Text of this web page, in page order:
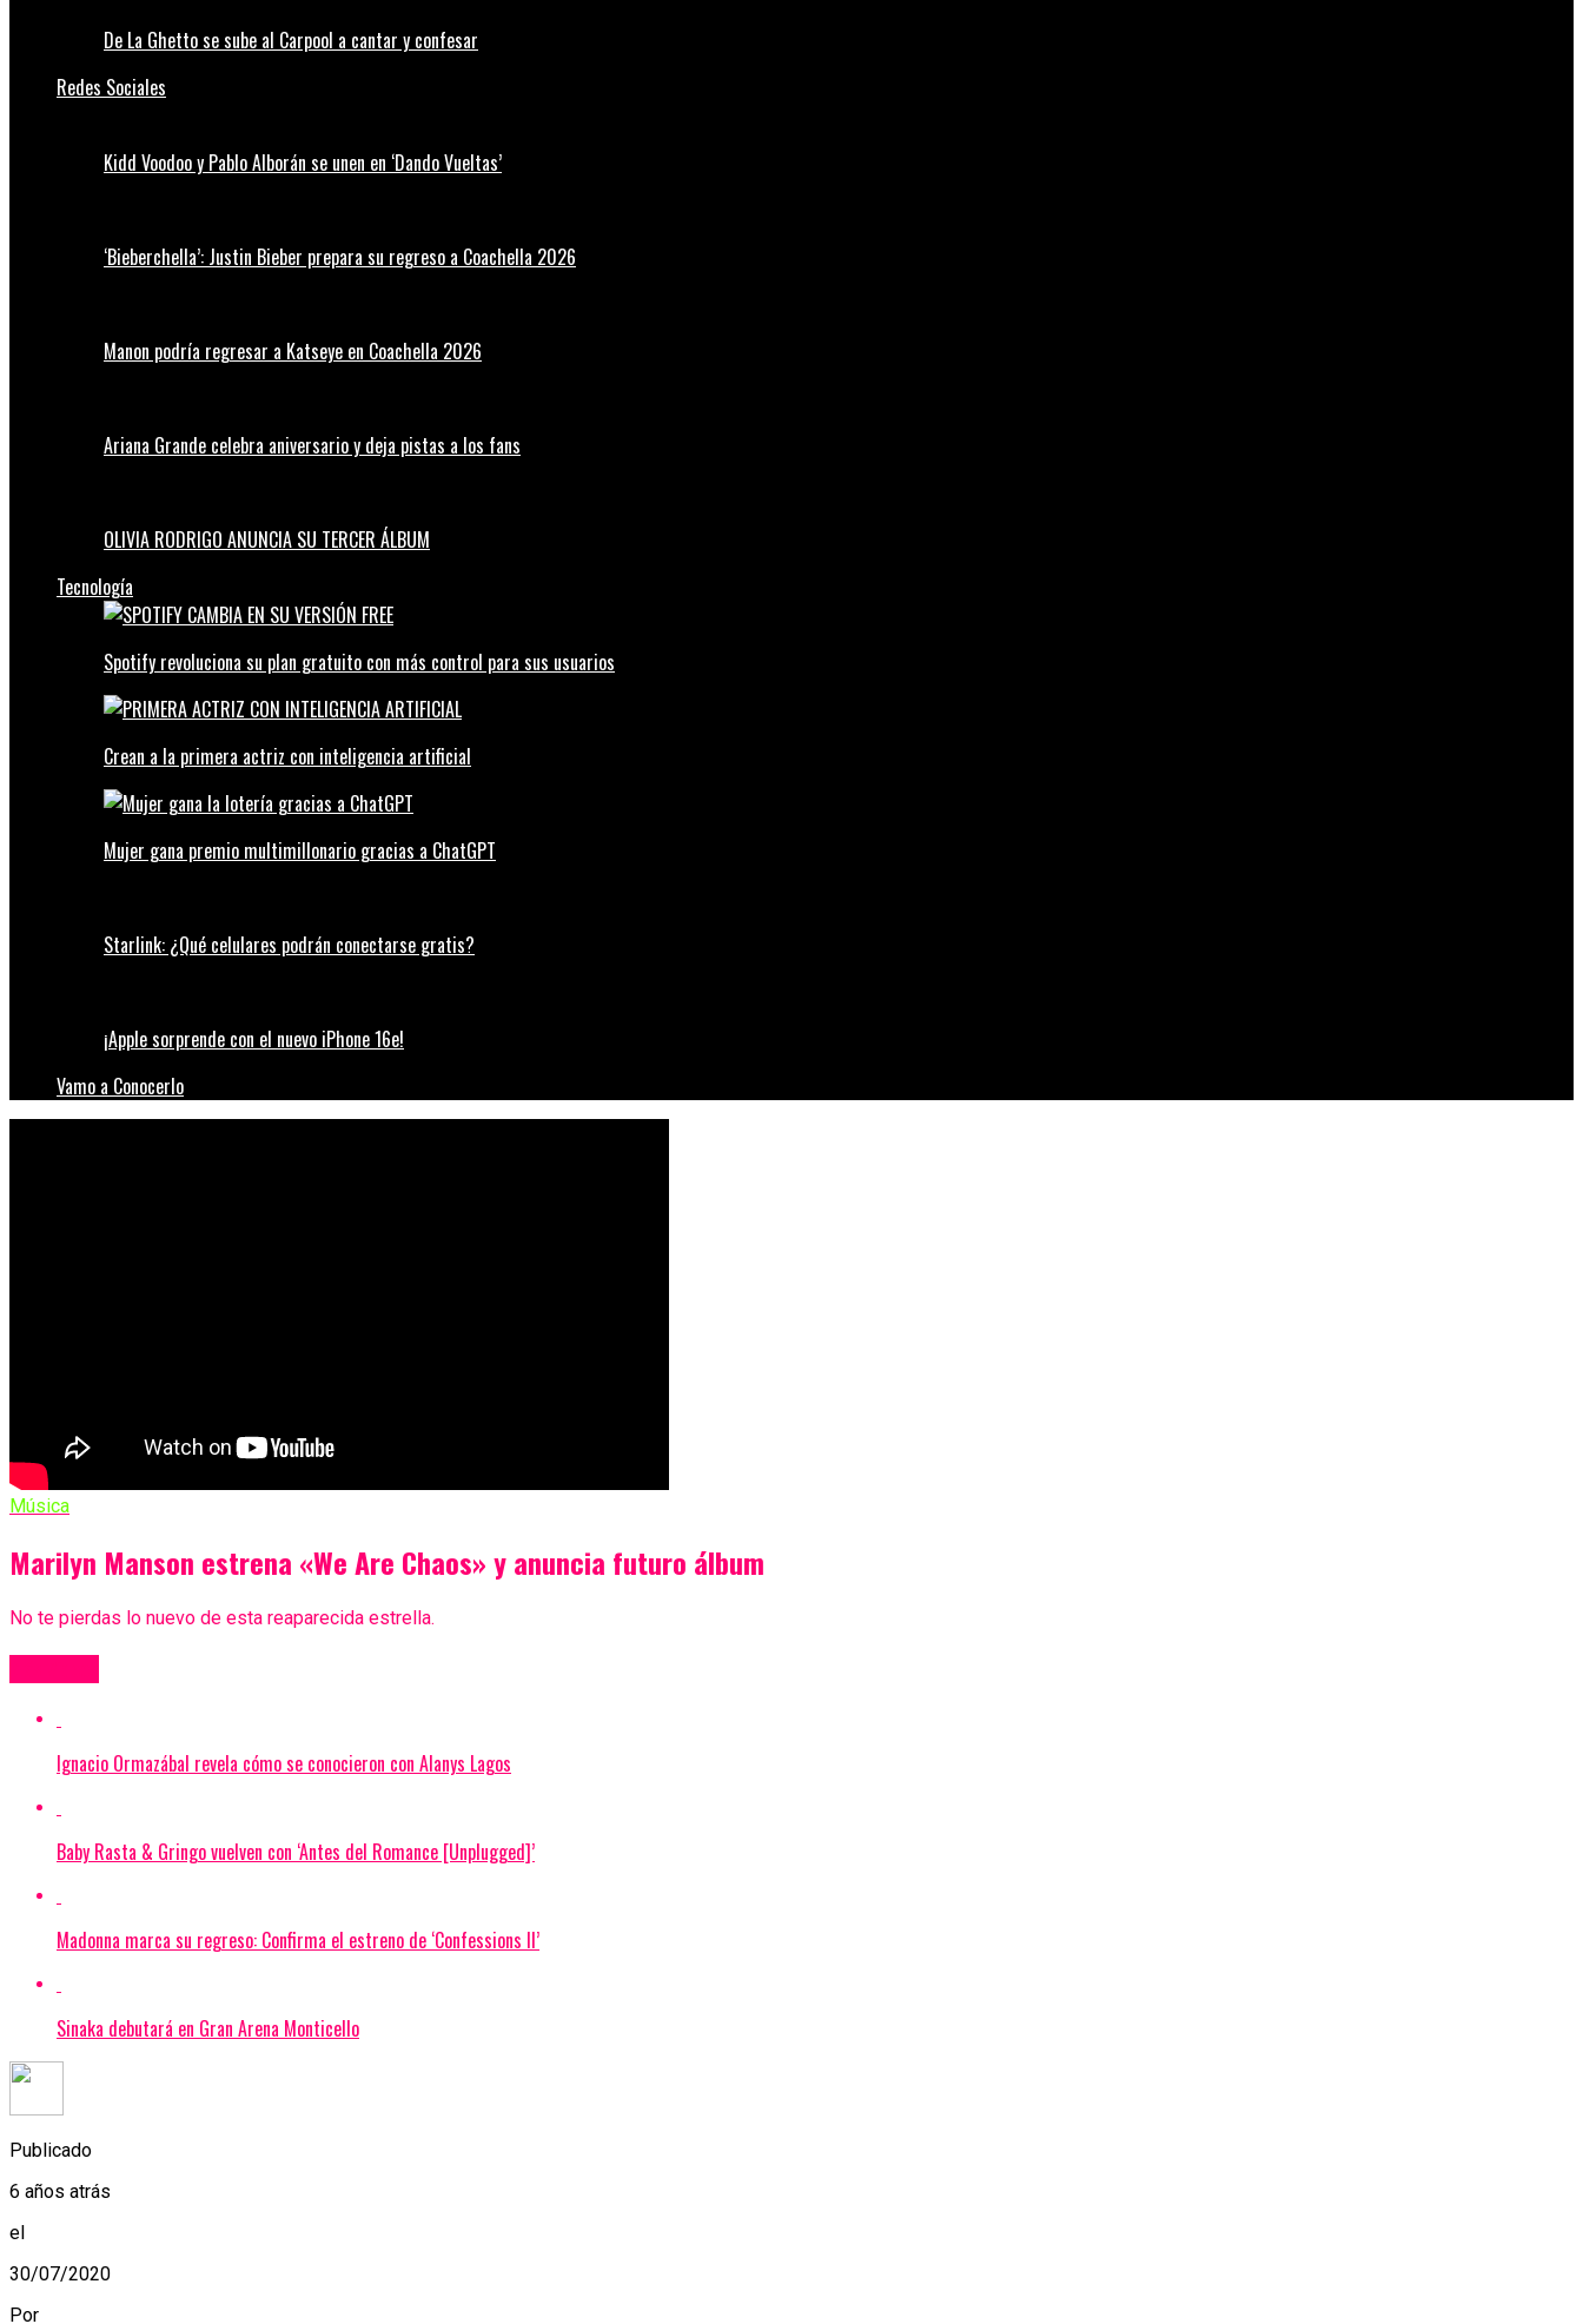
De La Ghetto se sube al Carpool a cantar y confesar
Redes Sociales
Kidd Voodoo y Pablo Alborán se unen en ‘Dando Vueltas’
‘Bieberchella’: Justin Bieber prepara su regreso a Coachella 2026
Manon podría regresar a Katseye en Coachella 2026
Ariana Grande celebra aniversario y deja pistas a los fans
OLIVIA RODRIGO ANUNCIA SU TERCER ÁLBUM
Tecnología
Spotify revoluciona su plan gratuito con más control para sus usuarios
Crean a la primera actriz con inteligencia artificial
Mujer gana premio multimillonario gracias a ChatGPT
Starlink: ¿Qué celulares podrán conectarse gratis?
¡Apple sorprende con el nuevo iPhone 16e!
Vamo a Conocerlo
Música
Marilyn Manson estrena «We Are Chaos» y anuncia futuro álbum
No te pierdas lo nuevo de esta reaparecida estrella.
Ignacio Ormazábal revela cómo se conocieron con Alanys Lagos
Baby Rasta & Gringo vuelven con ‘Antes del Romance [Unplugged]’
Madonna marca su regreso: Confirma el estreno de ‘Confessions II’
Sinaka debutará en Gran Arena Monticello
Publicado
6 años atrás
el
30/07/2020
Por